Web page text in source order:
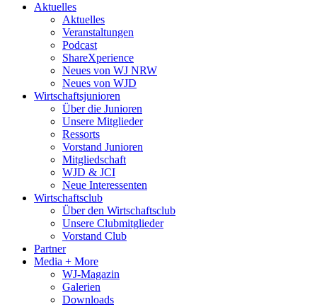
Aktuelles
Aktuelles
Veranstaltungen
Podcast
ShareXperience
Neues von WJ NRW
Neues von WJD
Wirtschaftsjunioren
Über die Junioren
Unsere Mitglieder
Ressorts
Vorstand Junioren
Mitgliedschaft
WJD & JCI
Neue Interessenten
Wirtschaftsclub
Über den Wirtschaftsclub
Unsere Clubmitglieder
Vorstand Club
Partner
Media + More
WJ-Magazin
Galerien
Downloads